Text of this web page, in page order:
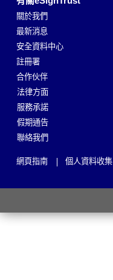
關於我們
最新消息
安全資料中心
註冊署
合作伙伴
法律方面
服務承諾
假期通告
聯絡我們
網頁指南 個人資料收集